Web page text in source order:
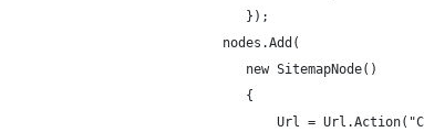
               });
            nodes.Add(
               new SitemapNode()
               {
Url =